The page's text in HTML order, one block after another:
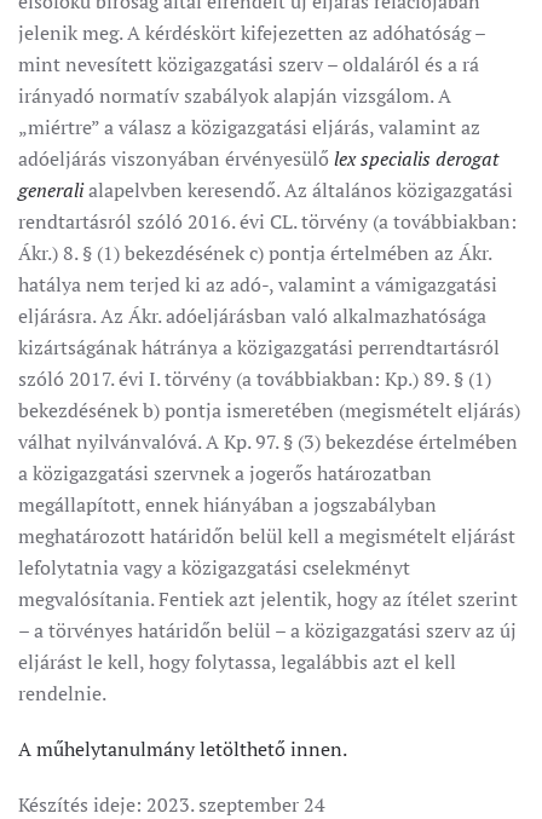
jelenik meg. A kérdéskört kifejezetten az adóhatóság –
mint nevesített közigazgatási szerv – oldaláról és a rá
irányadó normatív szabályok alapján vizsgálom. A
„miértre” a válasz a közigazgatási eljárás, valamint az
adóeljárás viszonyában érvényesülő lex specialis derogat
generalialapelvben keresendő. Az általános közigazgatási
rendtartásról szóló 2016. évi CL. törvény (a továbbiakban:
Ákr.) 8. § (1) bekezdésének c) pontja értelmében az Ákr.
hatálya nem terjed ki az adó-, valamint a vámigazgatási
eljárásra. Az Ákr. adóeljárásban való alkalmazhatósága
kizártságának hátránya a közigazgatási perrendtartásról
szóló 2017. évi I. törvény (a továbbiakban: Kp.) 89. § (1)
bekezdésének b) pontja ismeretében (megismételt eljárás)
válhat nyilvánvalóvá. A Kp. 97. § (3) bekezdése értelmében
a közigazgatási szervnek a jogerős határozatban
megállapított, ennek hiányában a jogszabályban
meghatározott határidőn belül kell a megismételt eljárást
lefolytatnia vagy a közigazgatási cselekményt
megvalósítania. Fentiek azt jelentik, hogy az ítélet szerint
– a törvényes határidőn belül – a közigazgatási szerv az új
eljárást le kell, hogy folytassa, legalábbis azt el kell
rendelnie.
A műhelytanulmány letölthető innen.
Készítés ideje: 2023. szeptember 24